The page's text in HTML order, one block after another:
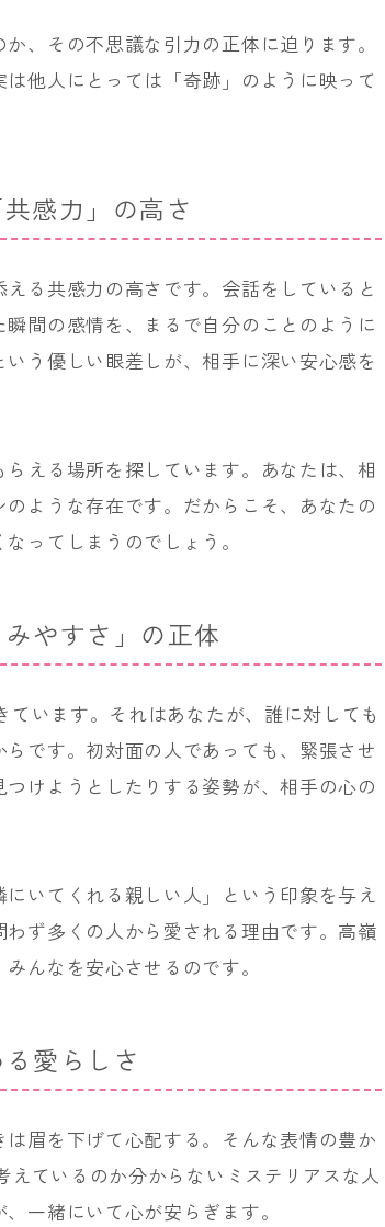
、その不思議な引力の正体に迫ります。
他人にとっては「奇跡」のように映って
感力」の高さ
る共感力の高さです。会話をしていると
間の感情を、まるで自分のことのように
う優しい眼差しが、相手に深い安心感を
える場所を探しています。あなたは、相
ような存在です。だからこそ、あなたの
ってしまうのでしょう。
やすさ」の正体
います。それはあなたが、誰に対しても
です。初対面の人であっても、緊張させ
けようとしたりする姿勢が、相手の心の
いてくれる親しい人」という印象を与え
ず多くの人から愛される理由です。高嶺
んなを安心させるのです。
愛らしさ
眉を下げて心配する。そんな表情の豊か
えているのか分からないミステリアスな人
一緒にいて心が安らぎます。